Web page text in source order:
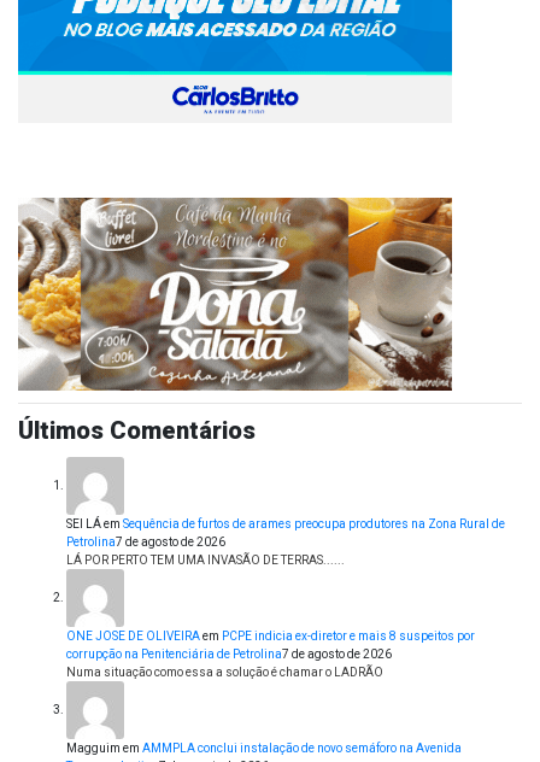
Últimos Comentários
SEI LÁem Sequência de furtos de arames preocupa produtores na Zona Rural de
Petrolina7 de agosto de 2026
LÁ POR PERTO TEM UMA INVASÃO DE TERRAS......
ONE JOSE DE OLIVEIRAem PCPE indicia ex-diretor e mais 8 suspeitos por
corrupção na Penitenciária de Petrolina7 de agosto de 2026
Numa situação como essa a solução é chamar o LADRÃO
Magguim em AMMPLA conclui instalação de novo semáforo na Avenida